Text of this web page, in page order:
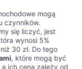
mogą
czynników.
się liczyć, jest
wynosi 5%
30 zł. Do tego
, które mogą być
ich cena zależy od